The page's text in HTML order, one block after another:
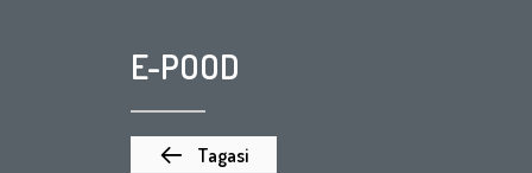
E-POOD
Tagasi